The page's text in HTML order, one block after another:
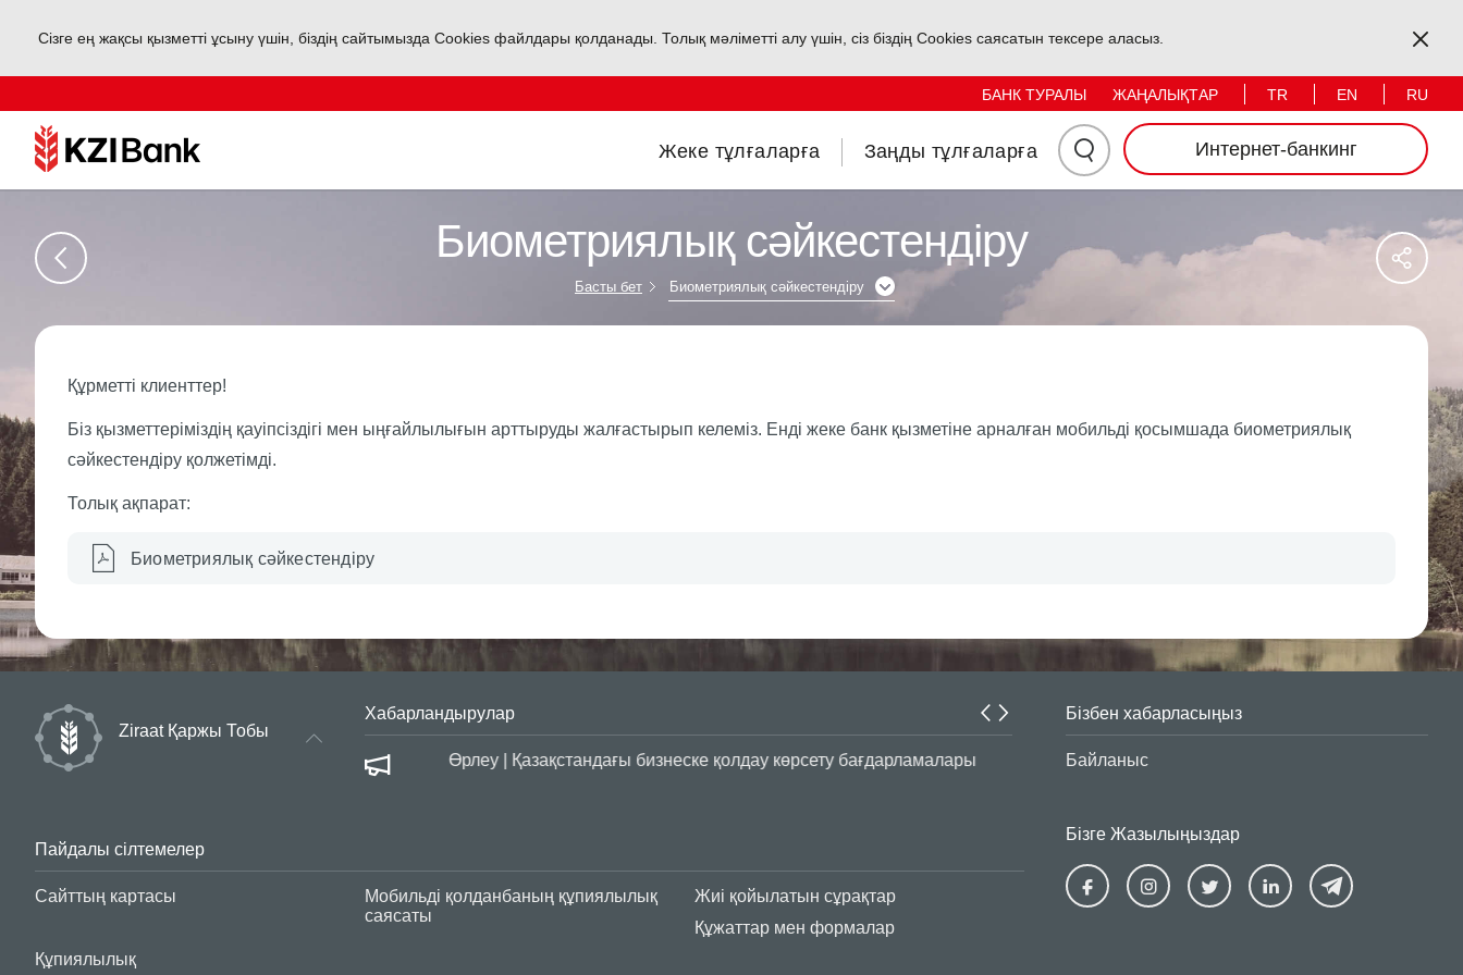
Сізге ең жақсы қызметті ұсыну үшін, біздің сайтымызда Cookies файлдары қолданады. Толық мәліметті алу үшін, сіз біздің Cookies саясатын тексере аласыз.
БАНК ТУРАЛЫ ЖАҢАЛЫҚТАР TR EN RU
Жеке тұлғаларға Заңды тұлғаларға
Іздеу
Үшін
Мында
Интернет-банкинг
Жеке тұлғалар
Биометриялық сәйкестендіру
Басты бет Биометриялық сәйкестендіру
Құрметті клиенттер!
Біз қызметтеріміздің қауіпсіздігі мен ыңғайлылығын арттыруды жалғастырып келеміз. Енді жеке банк қызметіне арналған мобильді қосымшада биометриялық
сәйкестендіру қолжетімді.
Толық ақпарат:
Биометриялық сәйкестендіру
Ziraat Қаржы Тобы
Хабарландырулар
Өрлеу | Қазақстандағы бизнеске қолдау көрсету бағдарламалары Интернет-алаяқтар белсенділігін арттырды
Пайдалы сілтемелер
Сайттың картасы
Мобильді қолданбаның құпиялылық
саясаты
Жиі қойылатын сұрақтар
Құжаттар мен формалар
Құпиялылық
Бізбен хабарласыңыз
Байланыс
Бізге Жазылыңыздар